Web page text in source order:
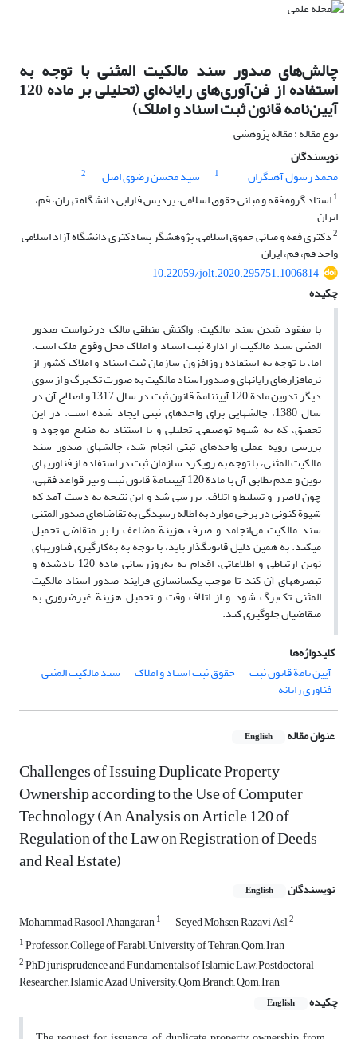
چالش‌های صدور سند مالکیت المثنی با توجه به
استفاده از فن‌آوری‌های رایانه‌ای (تحلیلی بر ماده 120
آیین‌نامه قانون ثبت اسناد و املاک)
نوع مقاله : مقاله پژوهشی
نویسندگان
محمد رسول آهنگران
1 سید محسن رضوی اصل
2
1استاد گروه فقه و مبانی حقوق اسلامی، پردیس فارابی دانشگاه تهران، قم،
ایران
2دکتری فقه و مبانی حقوق اسلامی، پژوهشگر پسادکتری دانشگاه آزاد اسلامی
واحد قم، قم، ایران
10.22059/jolt.2020.295751.1006814
چکیده
با مفقود شدن سند مالکیت، واکنش منطقی مالک درخواست صدور
المثنی سند مالکیت از ادارة ثبت اسناد و املاک محل وقوع ملک است.
اما، با توجه به استفادة روزافزون سازمان ثبت اسناد و املاک کشور از
نرم‏افزارهای رایانه‏ای و صدور اسناد مالکیت به صورت تک‌برگ و از سوی
دیگر تدوین مادة 120 آیین‏نامة قانون ثبت در سال 1317 و اصلاح آن در
سال 1380، چالش‏هایی برای واحدهای ثبتی ایجاد شده است. در این
تحقیق، که به شیوة توصیفی‌ـ تحلیلی و با استناد به منابع موجود و
بررسی رویة عملی واحدهای ثبتی انجام شد، چالش‏های صدور سند
مالکیت المثنی، با توجه به رویکرد سازمان ثبت در استفاده از فناوری‏های
نوین و عدم تطابق آن با مادة 120 آیین‏نامة قانون ثبت و نیز قواعد فقهی،
چون لاضرر و تسلیط و اتلاف، بررسی شد و این نتیجه به دست آمد که
شیوة کنونی در برخی موارد به اطالة رسیدگی به تقاضاهای صدور المثنی
سند مالکیت می‌انجامد و صرف هزینة مضاعف را بر متقاضی تحمیل
می‏کند. به همین دلیل قانون‏گذار باید، با توجه به به‌کارگیری فناوری‏های
نوین ارتباطی و اطلاعاتی، اقدام به به‌روزرسانی مادة 120 یادشده و
تبصره‏های آن کند تا موجب یکسان‏سازی فرایند صدور اسناد مالکیت
المثنی تک‌برگ شود و از اتلاف وقت و تحمیل هزینة غیرضروری به
متقاضیان جلوگیری کند.
کلیدواژه‌ها
آیین ‏نامة قانون ثبت
حقوق ثبت اسناد و املاک سند مالکیت المثنی
فناوری رایانه
عنوان مقاله English
Challenges of Issuing Duplicate Property
Ownership according to the Use of Computer
Technology (An Analysis on Article 120 of
Regulation of the Law on Registration of Deeds
and Real Estate)
نویسندگان English
Mohammad Rasool Ahangaran1 Seyed Mohsen Razavi Asl2
1Professor, College of Farabi, University of Tehran, Qom, Iran
2PhD jurisprudence and Fundamentals of Islamic Law, Postdoctoral
Researcher, Islamic Azad University, Qom Branch, Qom, Iran
چکیده
English